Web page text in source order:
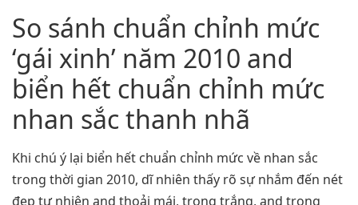
So sánh chuẩn chỉnh mức
‘gái xinh’ năm 2010 and
biển hết chuẩn chỉnh mức
nhan sắc thanh nhã
Khi chú ý lại biển hết chuẩn chỉnh mức về nhan sắc
trong thời gian 2010, dĩ nhiên thấy rõ sự nhắm đến nét
đẹp tự nhiên and thoải mái, trong trắng, and trong